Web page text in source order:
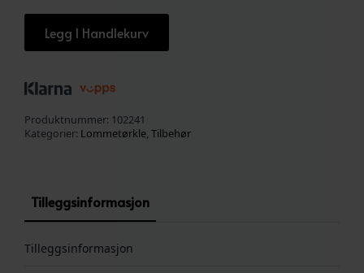
Legg I Handlekurv
Produktnummer: 102241
Kategorier: Lommetørkle, Tilbehør
Tilleggsinformasjon
Tilleggsinformasjon